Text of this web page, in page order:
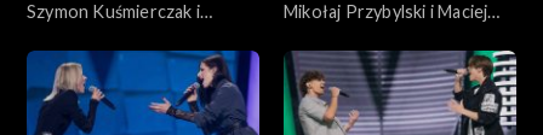
Szymon Kuśmierczak i
„Nieśmiertelni”; „The Voice
of Poland”, Bitwy, 26
października 2024
Mikołaj Przybylski i Maciej
więcej”; „The Voice of
Poland”, Bitwy, 26
października 2024